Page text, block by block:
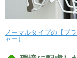
ノーマルタイプの【プ
ャー）